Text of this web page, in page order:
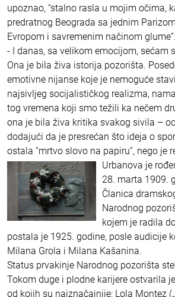
upoznao, “stalno rasla u mojim očima,
predratnog Beograda sa jednim
Evropom i savremenim načinom glume”.
- I danas, sa velikom emocijom, sećam
Ona je bila živa istorija pozorišta.
emotivne nijanse koje je nemoguće
najsivljeg socijalističkog realizma,
tog vremena koji smo težili ka nečem
ona je bila živa kritika svakog sivila –
dodajući da je presrećan što ideja o
ostala “mrtvo slovo na papiru”, nego je
Urbanova je
28. marta 1909.
Članica
Narodnog
kojem je radila
postala je 1925. godine, posle audicije
Milana Grola i Milana Kašanina.
Status prvakinje Narodnog pozorišta
Tokom duge i plodne karijere ostvarila
od kojih su najznačajnije: Lola Montez